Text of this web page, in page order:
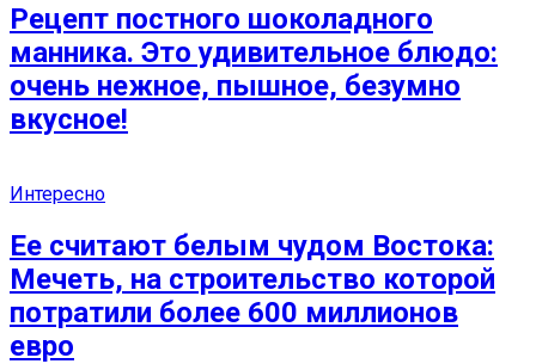
Рецепт постного шоколадного
манника. Это удивительное блюдо:
очень нежное, пышное, безумно
вкусное!
Интересно
Ее считают белым чудом Востока:
Мечеть, на строительство которой
потратили более 600 миллионов
евро